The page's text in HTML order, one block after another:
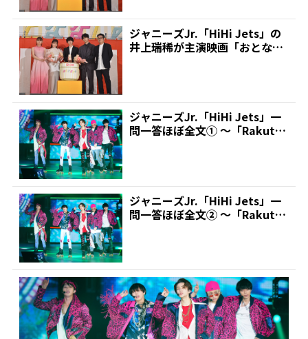
ジャニーズJr.「HiHi Jets」の
井上瑞稀が主演映画「おとなな
ジャニーズJr.「HiHi Jets」一
問一答ほぼ全文① ～「Rakuten
ジャニーズJr.「HiHi Jets」一
問一答ほぼ全文② ～「Rakuten